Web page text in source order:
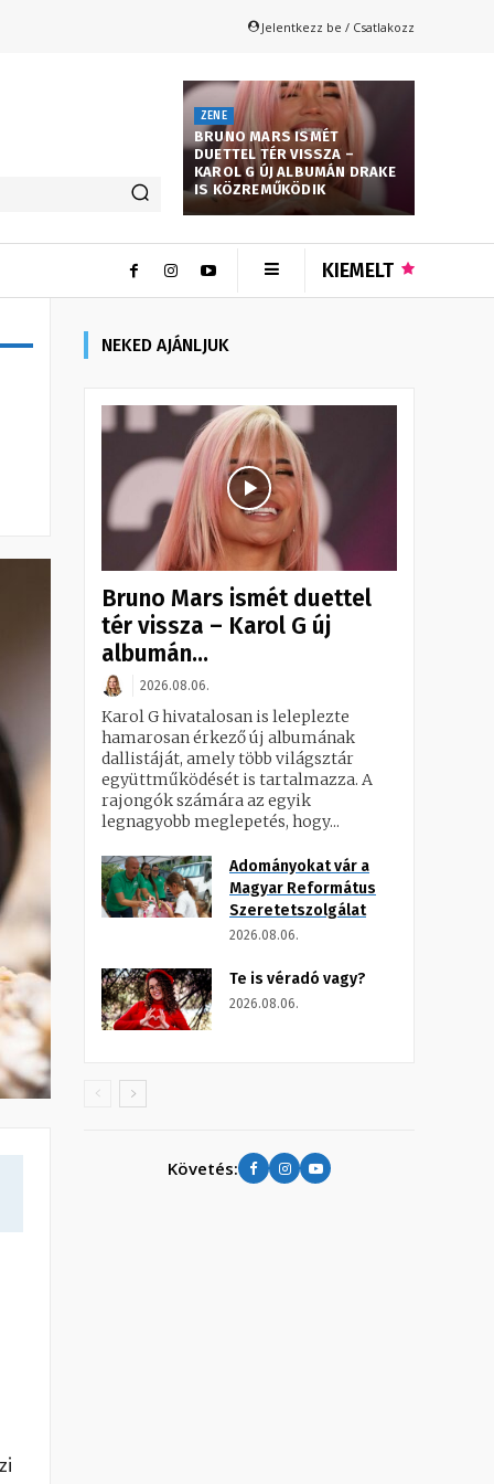
Jelentkezz be / Csatlakozz
ZENE
BRUNO MARS ISMÉT
DUETTEL TÉR VISSZA –
KAROL G ÚJ ALBUMÁN DRAKE
IS KÖZREMŰKÖDIK
KIEMELT
NEKED AJÁNLJUK
Bruno Mars ismét duettel
tér vissza – Karol G új
albumán...
2026.08.06.
Karol G hivatalosan is leleplezte
hamarosan érkező új albumának
dallistáját, amely több világsztár
együttműködését is tartalmazza. A
rajongók számára az egyik
legnagyobb meglepetés, hogy...
Adományokat vár a
Magyar Református
Szeretetszolgálat
2026.08.06.
Te is véradó vagy?
2026.08.06.
Követés: